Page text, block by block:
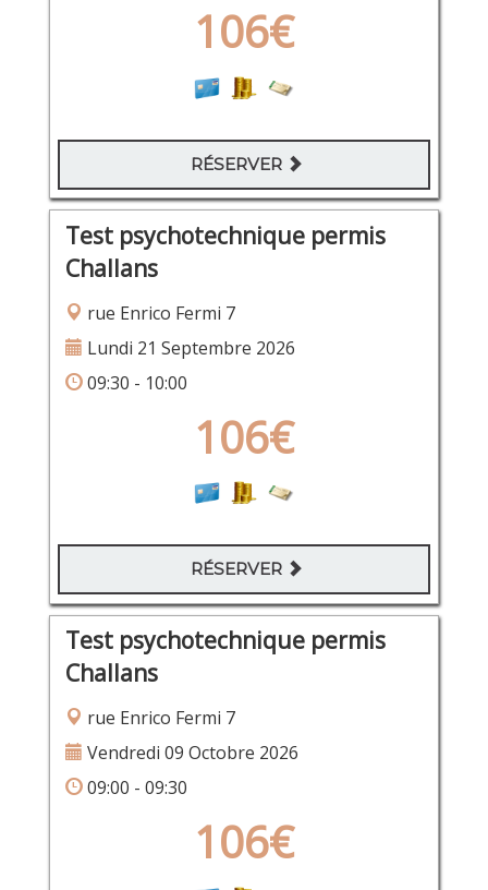
106€
RÉSERVER
Test psychotechnique permis
Challans
rue Enrico Fermi 7
Lundi 21 Septembre 2026
09:30 - 10:00
106€
RÉSERVER
Test psychotechnique permis
Challans
rue Enrico Fermi 7
Vendredi 09 Octobre 2026
09:00 - 09:30
106€